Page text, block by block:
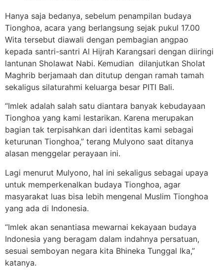
Hanya saja bedanya, sebelum penampilan budaya
Tionghoa, acara yang berlangsung sejak pukul 17.00
Wita tersebut diawali dengan pembagian angpao
kepada santri-santri Al Hijrah Karangsari dengan diiringi
lantunan Sholawat Nabi. Kemudian dilanjutkan Sholat
Maghrib berjamaah dan ditutup dengan ramah tamah
sekaligus silaturahmi keluarga besar PITI Bali.
“Imlek adalah salah satu diantara banyak kebudayaan
Tionghoa yang kami lestarikan. Karena merupakan
bagian tak terpisahkan dari identitas kami sebagai
keturunan Tionghoa,” terang Mulyono saat ditanya
alasan menggelar perayaan ini.
Lagi menurut Mulyono, hal ini sekaligus sebagai upaya
untuk memperkenalkan budaya Tionghoa, agar
masyarakat luas bisa lebih mengenal Muslim Tionghoa
yang ada di Indonesia.
“Imlek akan senantiasa mewarnai kekayaan budaya
Indonesia yang beragam dalam indahnya persatuan,
sesuai semboyan negara kita Bhineka Tunggal Ika,”
katanya.